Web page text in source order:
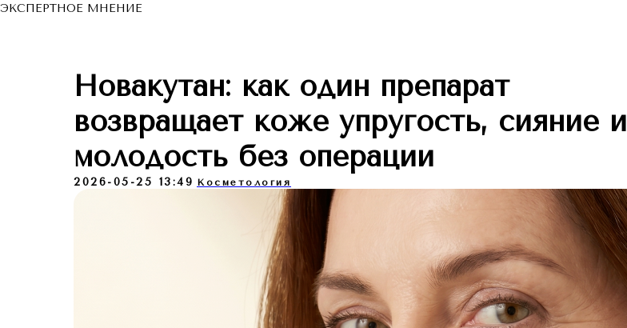
ЭКСПЕРТНОЕ МНЕНИЕ
Новакутан: как один препарат
возвращает коже упругость, сияние и
молодость без операции
2026-05-25 13:49 Косметология